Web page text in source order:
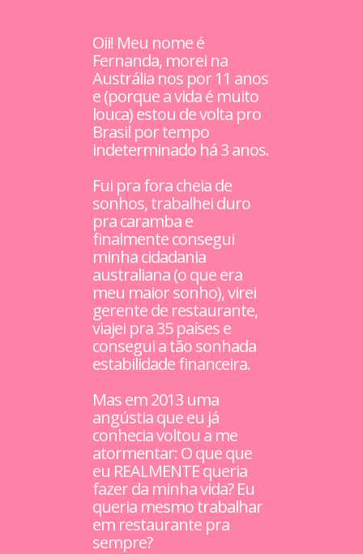
Oii! Meu nome é
Fernanda, morei na
Austrália nos por 11 anos
e (porque a vida é muito
louca) estou de volta pro
Brasil por tempo
indeterminado há 3 anos.
Fui pra fora cheia de
sonhos, trabalhei duro
pra caramba e
finalmente consegui
minha cidadania
australiana (o que era
meu maior sonho), virei
gerente de restaurante,
viajei pra 35 países e
consegui a tão sonhada
estabilidade financeira.
Mas em 2013 uma
angústia que eu já
conhecia voltou a me
atormentar: O que que
eu REALMENTE queria
fazer da minha vida? Eu
queria mesmo trabalhar
em restaurante pra
sempre?